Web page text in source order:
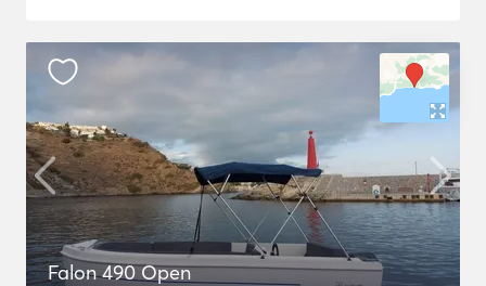
Falon 490 Open